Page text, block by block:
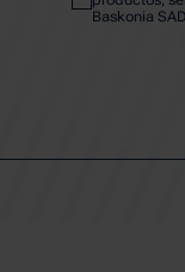
Baskonia SAD